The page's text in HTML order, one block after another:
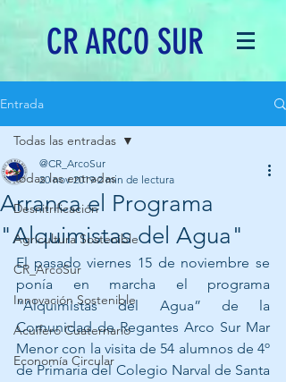
CR ARCO SUR
Entrada
Todas las entradas
Desnitrificación
Agricultura Sostenible
CR_ArcoSur
Innovación Sostenible
Acuífero Cuaternario
Economía Circular
Todas las entradas
Arranca el Programa
"Alquimistas del Agua"
@CR_ArcoSur
20 nov 2019 2 min de lectura
El pasado viernes 15 de noviembre se
ponía en marcha el programa
“Alquimistas del Agua” de la
Comunidad de Regantes Arco Sur Mar
Menor con la visita de 54 alumnos de 4º
de Primaria del Colegio Narval de Santa